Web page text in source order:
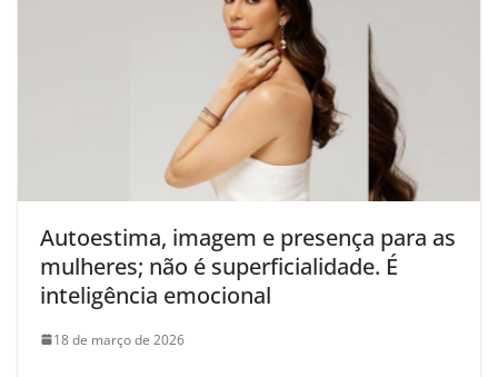
Autoestima, imagem e presença para as
mulheres; não é superficialidade. É
inteligência emocional
18 de março de 2026